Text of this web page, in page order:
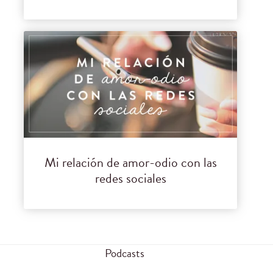
Mi relación de amor-odio con las
redes sociales
Podcasts